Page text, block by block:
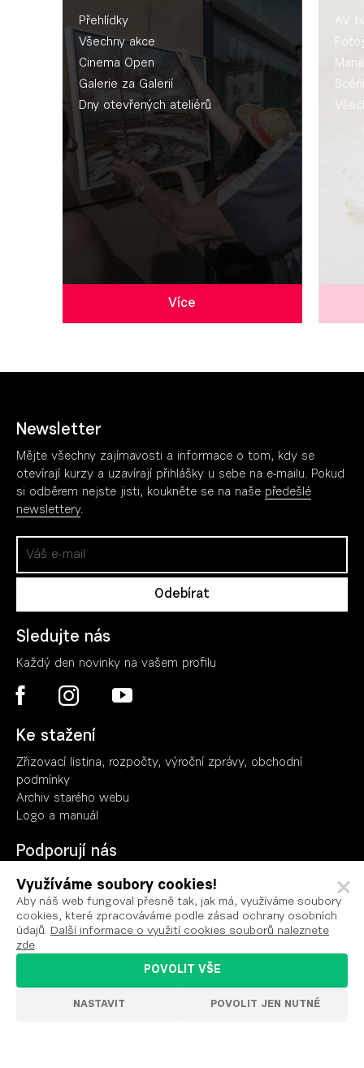
Přehlídky
Všechny akce
Cinema Open
Galerie za Galerií
Dny otevřených ateliérů
Více
AV
Newsletter
Mějte všechny zajímavosti a informace o tom, kdy se
otevírají kurzy a uzavírají přihlášky u sebe na e-mailu. Pokud
si odběrem nejste jisti, koukněte se na naše předešlé
newslettery.
Sledujte nás
Každý den novinky na vašem profilu
Ke stažení
Zřizovací listina, rozpočty, výroční zprávy, obchodní
podmínky
Archiv starého webu
Logo a manuál
Podporují nás
Ochrana osobních údajů
Prohlášení o přístupnosti
Využíváme soubory cookies!
Aby náš web fungoval přesně tak, jak má, využíváme soubory
cookies, které zpracováváme podle zásad ochrany osobních
údajů. Další informace o využití cookies souborů naleznete
zde.
NASTAVIT POVOLIT JEN NUTNÉ
POVOLIT VŠE